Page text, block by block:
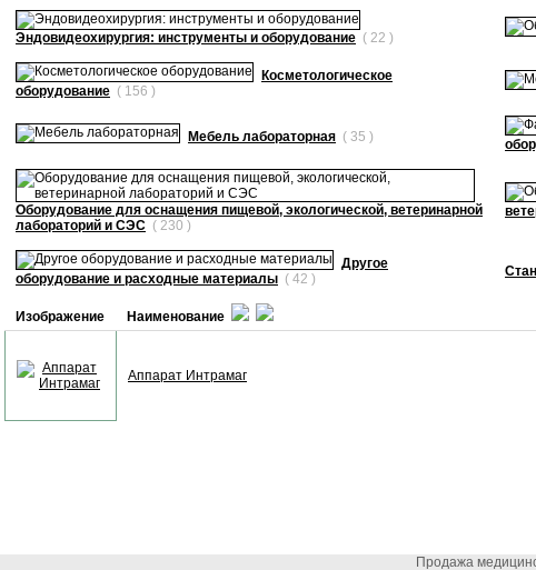
Эндовидеохирургия: инструменты и оборудование ( 22 )
Косметологическое
оборудование ( 156 )
Мебель лабораторная ( 35 )
Оборудование для оснащения пищевой, экологической, ветеринарной
лабораторий и СЭС ( 230 )
Другое
оборудование и расходные материалы ( 42 )
Изображение Наименование
Аппарат Интрамаг
Продажа